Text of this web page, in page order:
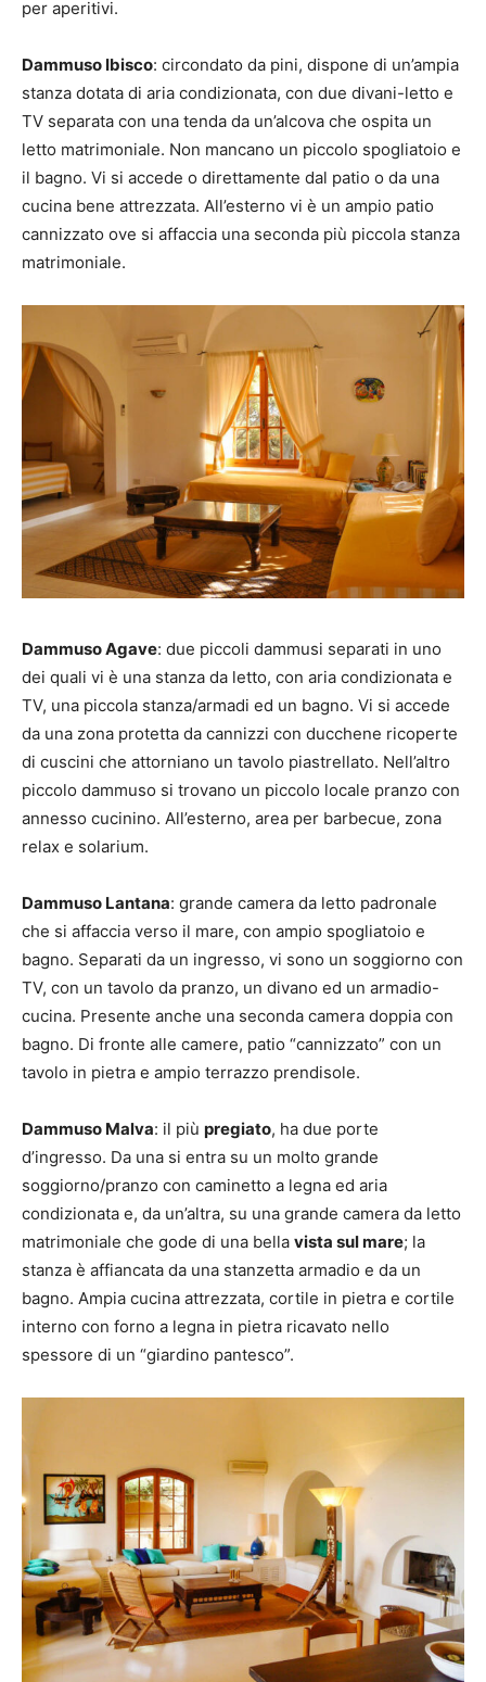
per aperitivi.
Dammuso Ibisco: circondato da pini, dispone di un’ampia
stanza dotata di aria condizionata, con due divani-letto e
TV separata con una tenda da un’alcova che ospita un
letto matrimoniale. Non mancano un piccolo spogliatoio e
il bagno. Vi si accede o direttamente dal patio o da una
cucina bene attrezzata. All’esterno vi è un ampio patio
cannizzato ove si affaccia una seconda più piccola stanza
matrimoniale.
Dammuso Agave: due piccoli dammusi separati in uno
dei quali vi è una stanza da letto, con aria condizionata e
TV, una piccola stanza/armadi ed un bagno. Vi si accede
da una zona protetta da cannizzi con ducchene ricoperte
di cuscini che attorniano un tavolo piastrellato. Nell’altro
piccolo dammuso si trovano un piccolo locale pranzo con
annesso cucinino. All’esterno, area per barbecue, zona
relax e solarium.
Dammuso Lantana: grande camera da letto padronale
che si affaccia verso il mare, con ampio spogliatoio e
bagno. Separati da un ingresso, vi sono un soggiorno con
TV, con un tavolo da pranzo, un divano ed un armadio-
cucina. Presente anche una seconda camera doppia con
bagno. Di fronte alle camere, patio “cannizzato” con un
tavolo in pietra e ampio terrazzo prendisole.
Dammuso Malva: il più pregiato, ha due porte
d’ingresso. Da una si entra su un molto grande
soggiorno/pranzo con caminetto a legna ed aria
condizionata e, da un’altra, su una grande camera da letto
matrimoniale che gode di una bella vista sul mare; la
stanza è affiancata da una stanzetta armadio e da un
bagno. Ampia cucina attrezzata, cortile in pietra e cortile
interno con forno a legna in pietra ricavato nello
spessore di un “giardino pantesco”.